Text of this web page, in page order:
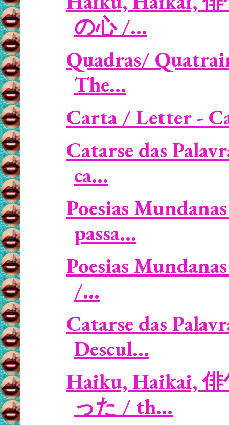
の心 /...
Quadras/
The...
Carta / Letter -
Catarse das
ca...
Poesias
passa...
Poesias
/...
Catarse das
Descul...
Haiku, Haikai, 俳
った / th...